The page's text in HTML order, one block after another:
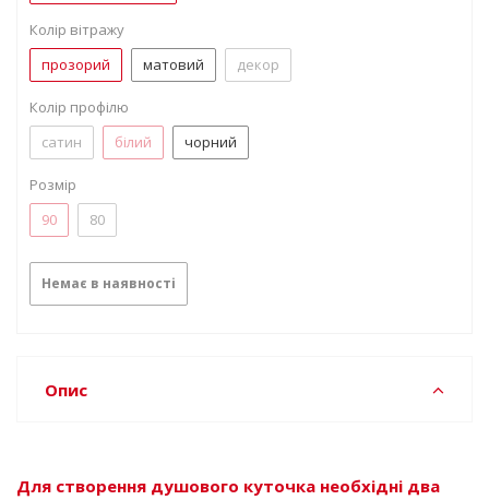
Колір вітражу
прозорий
матовий декор
Колір профілю
сатин
білий чорний
Розмір
90
80
Немає в наявності
Опис
Для створення душового куточка необхідні два